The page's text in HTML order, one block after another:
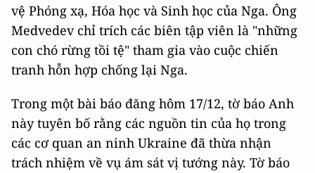
vệ Phóng xạ, Hóa học và Sinh học của Nga. Ông
Medvedev chỉ trích các biên tập viên là "những
con chó rừng tồi tệ" tham gia vào cuộc chiến
tranh hỗn hợp chống lại Nga.
Trong một bài báo đăng hôm 17/12, tờ báo Anh
này tuyên bố rằng các nguồn tin của họ trong
các cơ quan an ninh Ukraine đã thừa nhận
trách nhiệm về vụ ám sát vị tướng này. Tờ báo